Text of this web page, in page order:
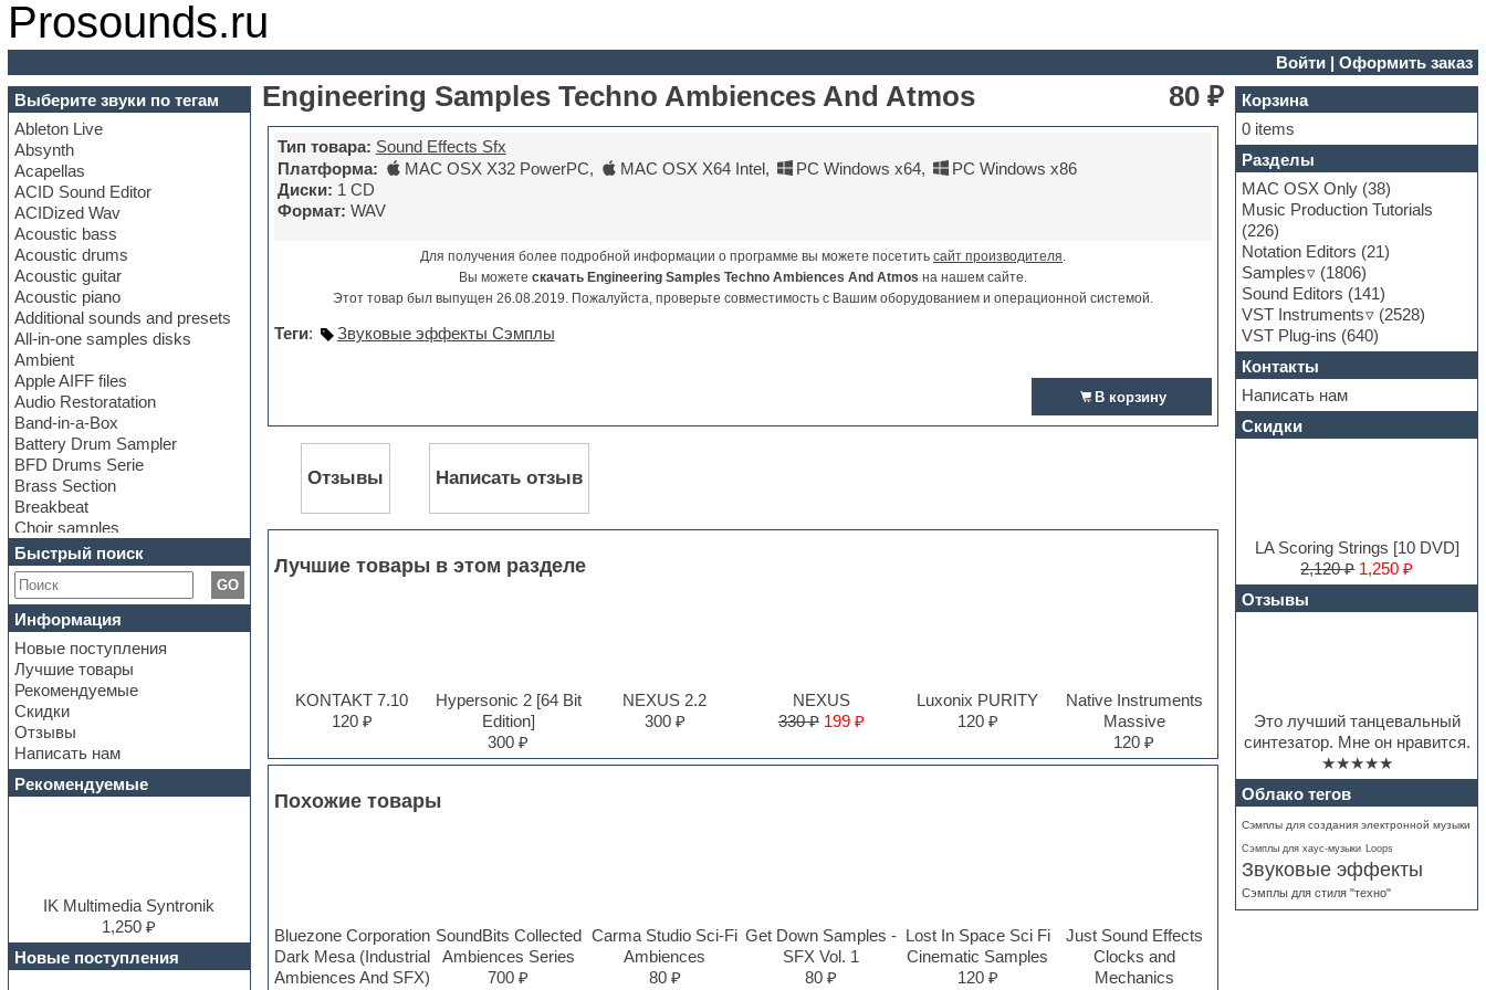
Prosounds.ru
Войти |Оформить заказ
Выберите звуки по тегам
Ableton Live
Absynth
Acapellas
ACID Sound Editor
ACIDized Wav
Acoustic bass
Acoustic drums
Acoustic guitar
Acoustic piano
Additional sounds and presets
All-in-one samples disks
Ambient
Apple AIFF files
Audio Restoratation
Band-in-a-Box
Battery Drum Sampler
BFD Drums Serie
Brass Section
Breakbeat
Choir samples
Chris Hein Samples
Cinematic samples
Club bass
Club leads
Club sounds
Construction kits
Convolution
Cubase
Dance drums
Dance music production
tutorials
DAW
Disco samples
Dubstep
E-MU Samples
Electric bass
Electric guitar
Быстрый поиск
GO
Информация
Новые поступления
Лучшие товары
Рекомендуемые
Скидки
Отзывы
Написать нам
Рекомендуемые
IK Multimedia Syntronik
1,250 ₽
Новые поступления
Engineering Samples Techno Ambiences And Atmos 80 ₽
Тип товара: Sound Effects Sfx
Платформа:
MAC OSX X32 PowerPC, MAC OSX X64 Intel, PC Windows x64,
PC Windows x86
Диски: 1 CD
Формат: WAV
Для получения более подробной информации о программе вы можете посетить сайт производителя.
Вы можете скачать Engineering Samples Techno Ambiences And Atmos на нашем сайте.
Этот товар был выпущен 26.08.2019. Пожалуйста, проверьте совместимость с Вашим оборудованием и операционной системой.
Теги: Звуковые эффекты Сэмплы
В корзину
Отзывы Написать отзыв
Лучшие товары в этом разделе
KONTAKT 7.10
120 ₽
Hypersonic 2 [64 Bit
Edition]
300 ₽
NEXUS 2.2
300 ₽
NEXUS
330 ₽ 199 ₽
Luxonix PURITY
120 ₽
Native Instruments
Massive
120 ₽
Похожие товары
Bluezone Corporation
Dark Mesa (Industrial
Ambiences And SFX)
SoundBits Collected
Ambiences Series
700 ₽
Carma Studio Sci-Fi
Ambiences
80 ₽
Get Down Samples -
SFX Vol. 1
80 ₽
Lost In Space Sci Fi
Cinematic Samples
120 ₽
Just Sound Effects
Clocks and
Mechanics
Корзина
0 items
Разделы
MAC OSX Only (38)
Music Production Tutorials
(226)
Notation Editors (21)
Samples
(1806)
Sound Editors (141)
VST Instruments
(2528)
VST Plug-ins (640)
Контакты
Написать нам
Скидки
LA Scoring Strings [10 DVD]
2,120 ₽ 1,250 ₽
Отзывы
Это лучший танцевальный
синтезатор. Мне он нравится.
★★★★★
Облако тегов
Сэмплы для создания электронной музыки
Сэмплы для хаус-музыки Loops
Звуковые эффекты
Сэмплы для стиля "техно"